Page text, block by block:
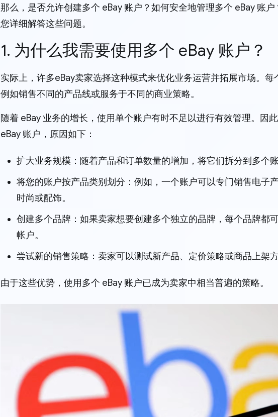
那么，是否允许创建多个 eBay 账户？如何安全地管理多个 eBay 账
您详细解答这些问题。
1. 为什么我需要使用多个 eBay 账户？
实际上，许多eBay卖家选择这种模式来优化业务运营并拓展市场。每
例如销售不同的产品线或服务于不同的商业策略。
随着 eBay 业务的增长，使用单个账户有时不足以进行有效管理。因
eBay 账户，原因如下：
扩大业务规模：随着产品和订单数量的增加，将它们拆分到多个
将您的账户按产品类别划分：例如，一个账户可以专门销售电子
时尚或配饰。
创建多个品牌：如果卖家想要创建多个独立的品牌，每个品牌都
帐户。
尝试新的销售策略：卖家可以测试新产品、定价策略或商品上架
由于这些优势，使用多个 eBay 账户已成为卖家中相当普遍的策略。